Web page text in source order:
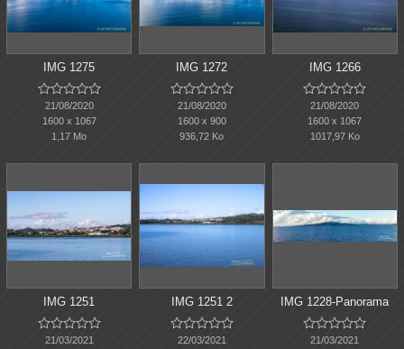
IMG 1275

21/08/2020
1600 x 1067
1,17 Mo
IMG 1272

21/08/2020
1600 x 900
936,72 Ko
IMG 1266

21/08/2020
1600 x 1067
1017,97 Ko
IMG 1251

21/03/2021
IMG 1251 2

22/03/2021
IMG 1228-Panorama

21/03/2021